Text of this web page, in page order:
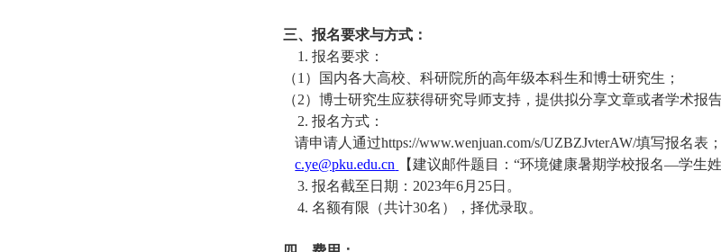
三、 报名要求与方式：
1. 报名要求：
（1）国内各大高校、科研院所的高年级本科生和博士研究生 ；
（2） 博士研究生应获得研究导师支持，提供拟分享文章或者学术报
2. 报名方式：
请申请人通过https://www.wenjuan.com/s/UZBZJvterAW/填写报名表
c.ye@pku.edu.cn
【建议邮件题目：“环境健康暑期学校报名—学生姓
3. 报名截至日期： 2023年6月 25日。
4. 名额有限（共计30名），择优录取。